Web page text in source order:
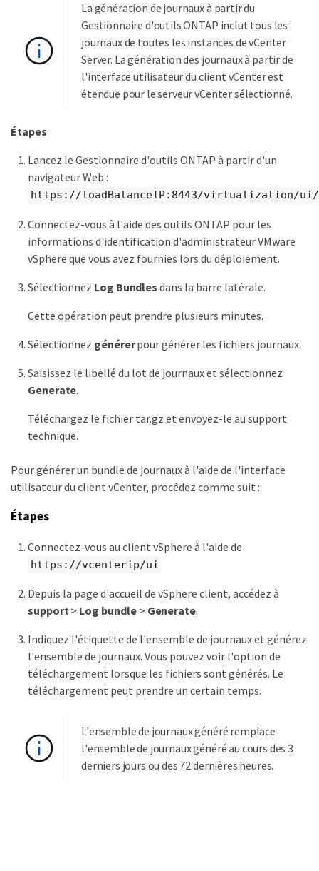
La génération de journaux à partir du
Gestionnaire d'outils ONTAP inclut tous les
journaux de toutes les instances de vCenter
Server. La génération des journaux à partir de
l'interface utilisateur du client vCenter est
étendue pour le serveur vCenter sélectionné.
Étapes
Lancez le Gestionnaire d'outils ONTAP à partir d'un
navigateur Web :
https://loadBalanceIP:8443/virtualization/ui/
Connectez-vous à l'aide des outils ONTAP pour les
informations d'identification d'administrateur VMware
vSphere que vous avez fournies lors du déploiement.
Sélectionnez Log Bundles dans la barre latérale.
Cette opération peut prendre plusieurs minutes.
Sélectionnez générerpour générer les fichiers journaux.
Saisissez le libellé du lot de journaux et sélectionnez
Generate.
Téléchargez le fichier tar.gz et envoyez-le au support
technique.
Pour générer un bundle de journaux à l'aide de l'interface
utilisateur du client vCenter, procédez comme suit :
Étapes
Connectez-vous au client vSphere à l'aide de
https://vcenterip/ui
Depuis la page d'accueil de vSphere client, accédez à
support> Log bundle> Generate.
Indiquez l'étiquette de l'ensemble de journaux et générez
l'ensemble de journaux. Vous pouvez voir l'option de
téléchargement lorsque les fichiers sont générés. Le
téléchargement peut prendre un certain temps.
L'ensemble de journaux généré remplace
l'ensemble de journaux généré au cours des 3
derniers jours ou des 72 dernières heures.